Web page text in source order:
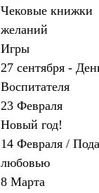
Чековые книжки
желаний
Игры
27 сентября -
Воспитателя
23 Февраля
Новый год!
14 Февраля /
любовью
8 Марта